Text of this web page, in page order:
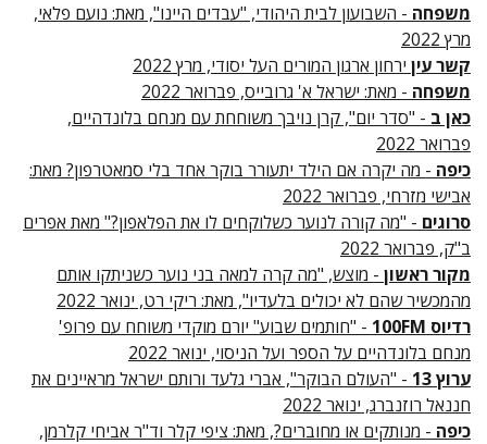
משפחה - השבועון לבית היהודי, "עבדים היינו", מאת: נועם פלאי,
מרץ 2022
קשר עין ירחון ארגון המורים העל יסודי, מרץ 2022
משפחה - מאת: ישראל א' גרובייס, פברואר 2022
כאן ב - "סדר יום", קרן נויבך משוחחת עם מנחם בלונדהיים,
פברואר 2022
כיפה - מה יקרה אם הילד יתעורר בוקר אחד בלי סמאטרפון? מאת:
אבישי מזרחי, פברואר 2022
סרוגים - "מה קורה לנוער כשלוקחים לו את הפלאפון?" מאת אפרים
ב"ק, פברואר 2022
מקור ראשון - מוצש, "מה קרה למאה בני נוער כשניתקו אותם
מהמכשיר שהם לא יכולים בלעדיו", מאת: ריקי רט, ינואר 2022
רדיוס 100FM
- "חותמים שבוע" יורם מוקדי משוחח עם פרופ'
מנחם בלונדהיים על הספר ועל הניסוי, ינואר 2022
ערוץ 13
- "העולם הבוקר", אברי גלעד ורותם ישראל מראיינים את
חננאל רוזנברג, ינואר 2022
כיפה - מנותקים או מחוברים?, מאת: ציפי קלר וד"ר אביחי קלרמן,